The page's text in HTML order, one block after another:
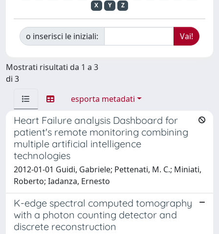
X
Y Z
o inserisci le iniziali:
Mostrati risultati da 1 a 3
di 3
esporta metadati
Heart Failure analysis Dashboard for
patient's remote monitoring combining
multiple artificial intelligence
technologies
2012-01-01 Guidi, Gabriele; Pettenati, M. C.; Miniati,
Roberto; Iadanza, Ernesto
K-edge spectral computed tomography
with a photon counting detector and
discrete reconstruction